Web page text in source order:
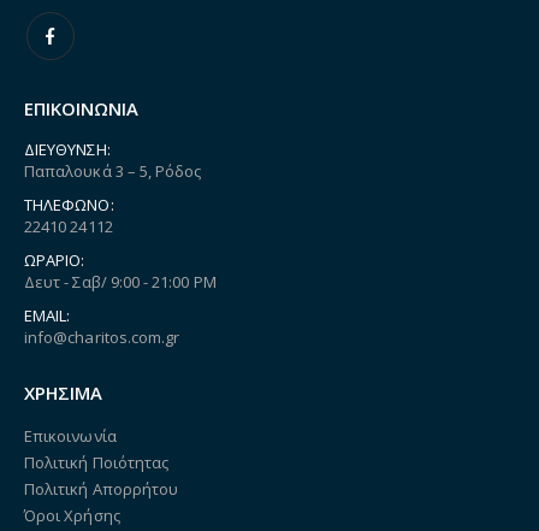
ΕΠΙΚΟΙΝΩΝΙΑ
ΔΙΕΎΘΥΝΣΗ:
Παπαλουκά 3 – 5, Ρόδος
ΤΗΛΈΦΩΝΟ:
22410 24112
ΩΡΆΡΙΟ:
Δευτ - Σαβ/ 9:00 - 21:00 PM
EMAIL:
info@charitos.com.gr
ΧΡΗΣΙΜΑ
Επικοινωνία
Πολιτική Ποιότητας
Πολιτική Απορρήτου
Όροι Χρήσης